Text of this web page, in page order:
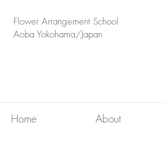
​Flower Arrangement School
Aoba Yokohama/Japan
Home About